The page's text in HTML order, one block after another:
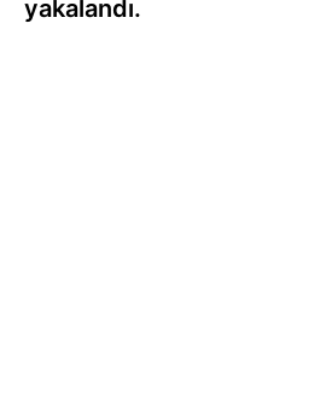
yakalandı.